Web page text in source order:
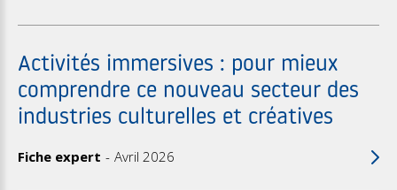
Activités immersives : pour mieux
comprendre ce nouveau secteur des
industries culturelles et créatives
Fiche expert Avril 2026